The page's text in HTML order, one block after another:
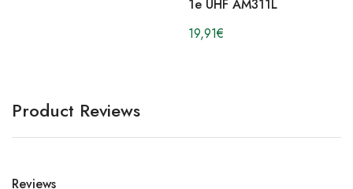
1e UHF AM311L
19,91€
Product Reviews
Reviews